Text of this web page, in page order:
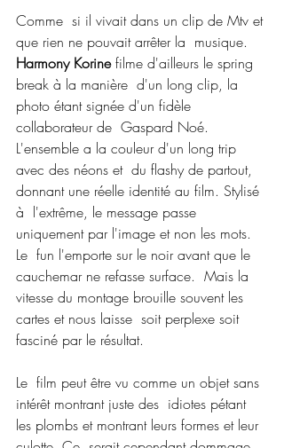
Comme  si il vivait dans un clip de Mtv et
que rien ne pouvait arrêter la  musique.
Harmony Korine filme d'ailleurs le spring
break à la manière  d'un long clip, la
photo étant signée d'un fidèle
collaborateur de  Gaspard Noé.
L'ensemble a la couleur d'un long trip
avec des néons et  du flashy de partout,
donnant une réelle identité au film. Stylisé
à  l'extrême, le message passe
uniquement par l'image et non les mots.
Le  fun l'emporte sur le noir avant que le
cauchemar ne refasse surface.  Mais la
vitesse du montage brouille souvent les
cartes et nous laisse  soit perplexe soit
fasciné par le résultat.
Le  film peut être vu comme un objet sans
intérêt montrant juste des  idiotes pétant
les plombs et montrant leurs formes et leur